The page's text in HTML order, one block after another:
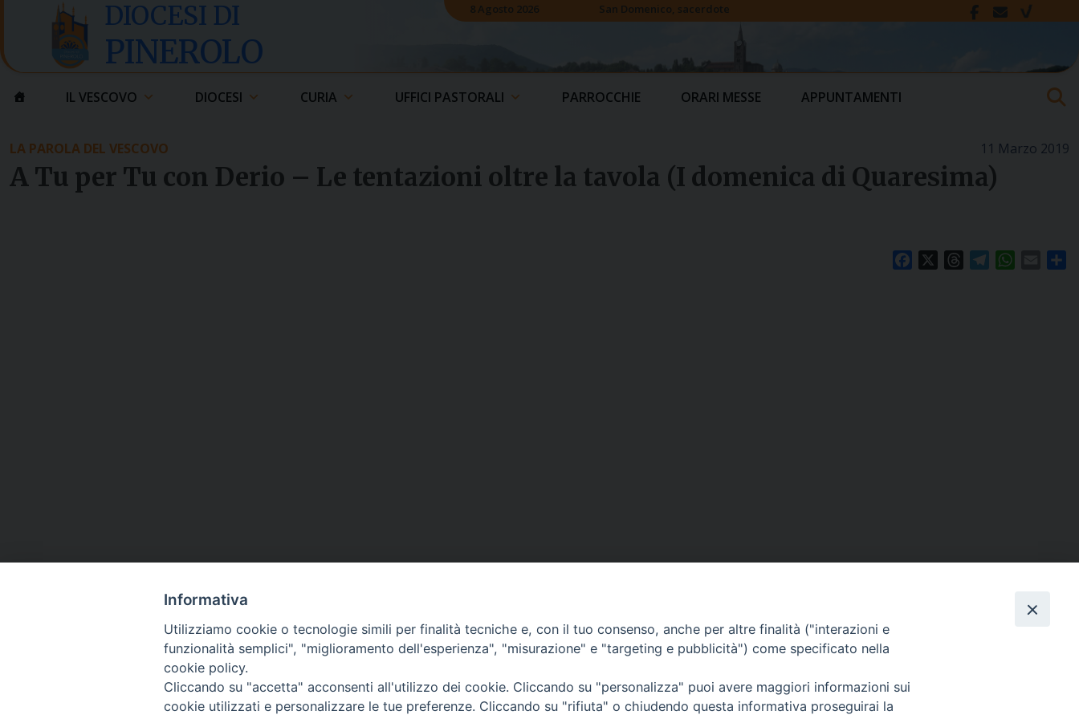
content
DIOCESI DI
PINEROLO
8 Agosto 2026 San Domenico, sacerdote
IL VESCOVO DIOCESI CURIA UFFICI PASTORALI PARROCCHIE ORARI MESSE APPUNTAMENTI
11 Marzo 2019
LA PAROLA DEL VESCOVO
A Tu per Tu con Derio – Le tentazioni oltre la tavola (I domenica di Quaresima)
Facebook ThreadsTelegramWhatsApp
Email
Diocesi di Pinerolo
Via Vescovado, 1 – 10064 Pinerolo
Lunedì, Mercoledì e Venerdì: ore 9:15 – 11:30;
Informativa
Utilizziamo cookie o tecnologie simili per finalità tecniche e, con il tuo consenso, anche per altre finalità ("interazioni e
funzionalità semplici", "miglioramento dell'esperienza", "misurazione" e "targeting e pubblicità") come specificato nella
cookie policy.
Cliccando su "accetta" acconsenti all'utilizzo dei cookie. Cliccando su "personalizza" puoi avere maggiori informazioni sui
cookie utilizzati e personalizzare le tue preferenze. Cliccando su "rifiuta" o chiudendo questa informativa proseguirai la